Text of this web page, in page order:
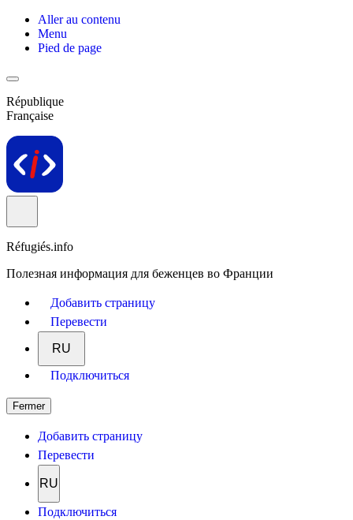
Aller au contenu
Menu
Pied de page
République
Française
Réfugiés.info
Полезная информация для беженцев во Франции
Добавить страницу
Перевести
RU
Подключиться
Fermer
Добавить страницу
Перевести
RU
Подключиться